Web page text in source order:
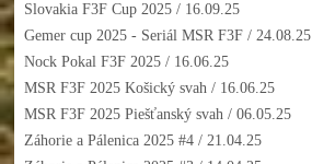
Slovakia F3F Cup 2025/ 16.09.25
Gemer cup 2025 - Seriál MSR F3F/ 24.08.25
Nock Pokal F3F 2025/ 16.06.25
MSR F3F 2025 Košický svah/ 16.06.25
MSR F3F 2025 Piešťanský svah/ 06.05.25
Záhorie a Pálenica 2025 #4/ 21.04.25